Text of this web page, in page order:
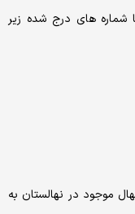
شماره های درج شده زیر
موجود در نهالستان به